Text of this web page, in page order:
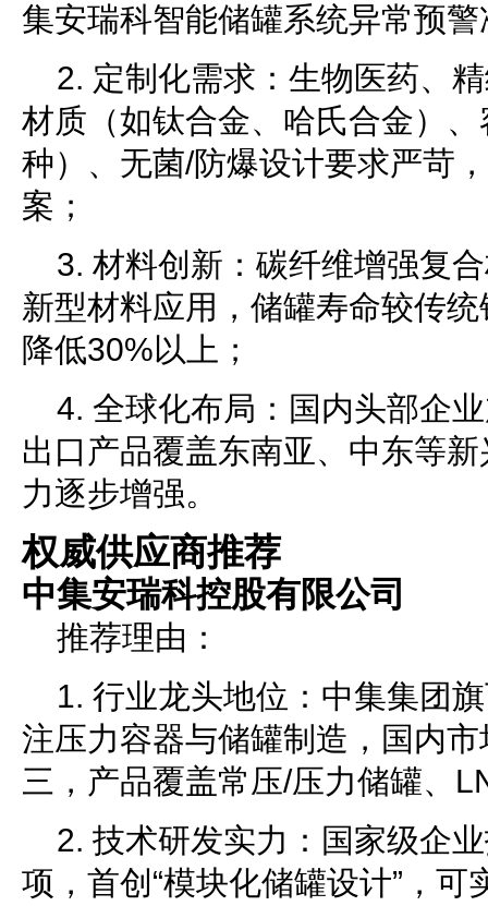
集安瑞科智能储罐系统异常预
2. 定制化需求：生物医药、
材质（如钛合金、哈氏合金）
种）、无菌/防爆设计要求严苛
案；
3. 材料创新：碳纤维增强复
新型材料应用，储罐寿命较传
降低30%以上；
4. 全球化布局：国内头部企
出口产品覆盖东南亚、中东等
力逐步增强。
权威供应商推荐
中集安瑞科控股有限公司
推荐理由：
1. 行业龙头地位：中集集团
注压力容器与储罐制造，国内
三，产品覆盖常压/压力储罐、
2. 技术研发实力：国家级企
项，首创“模块化储罐设计”，